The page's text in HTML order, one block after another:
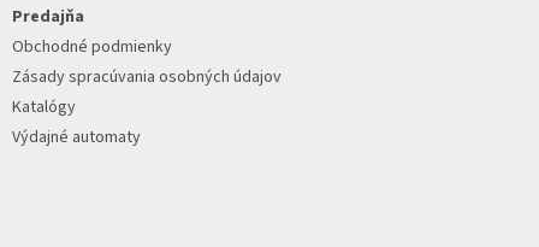
Predajňa
Obchodné podmienky
Zásady spracúvania osobných údajov
Katalógy
Výdajné automaty